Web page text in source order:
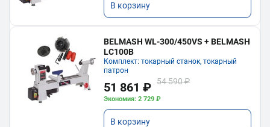
В корзину
BELMASH WL-300/450VS + BELMASH
LC100B
Комплект: токарный станок, токарный
патрон
51 861 ₽ 54 590 ₽
Экономия: 2 729 ₽
В корзину